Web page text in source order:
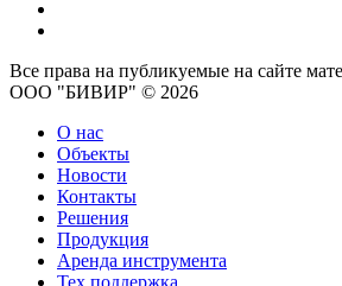
Все права на публикуемые на сайте
ООО "БИВИР" © 2026
О нас
Объекты
Новости
Контакты
Решения
Продукция
Аренда инструмента